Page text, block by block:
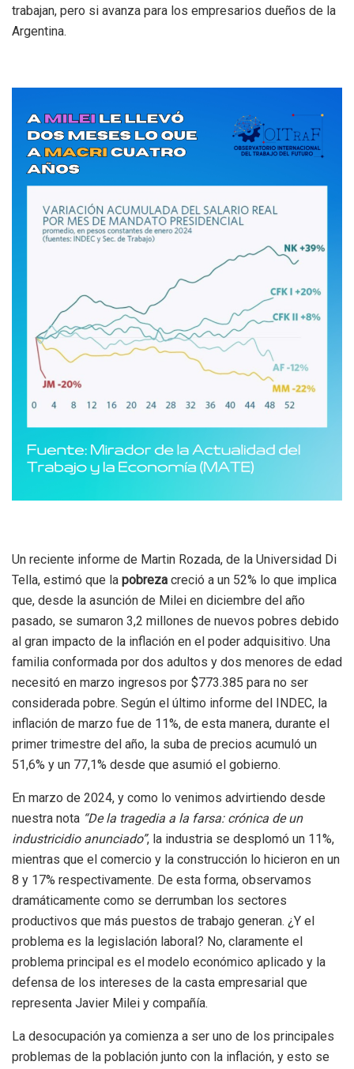
trabajan, pero si avanza para los empresarios dueños de la
Argentina.
Un reciente informe de Martin Rozada, de la Universidad Di
Tella, estimó que la pobreza creció a un 52% lo que implica
que, desde la asunción de Milei en diciembre del año
pasado, se sumaron 3,2 millones de nuevos pobres debido
al gran impacto de la inflación en el poder adquisitivo. Una
familia conformada por dos adultos y dos menores de edad
necesitó en marzo ingresos por $773.385 para no ser
considerada pobre. Según el último informe del INDEC, la
inflación de marzo fue de 11%, de esta manera, durante el
primer trimestre del año, la suba de precios acumuló un
51,6% y un 77,1% desde que asumió el gobierno.
En marzo de 2024, y como lo venimos advirtiendo desde
nuestra nota “De la tragedia a la farsa: crónica de un
industricidio anunciado”, la industria se desplomó un 11%,
mientras que el comercio y la construcción lo hicieron en un
8 y 17% respectivamente. De esta forma, observamos
dramáticamente como se derrumban los sectores
productivos que más puestos de trabajo generan. ¿Y el
problema es la legislación laboral? No, claramente el
problema principal es el modelo económico aplicado y la
defensa de los intereses de la casta empresarial que
representa Javier Milei y compañía.
La desocupación ya comienza a ser uno de los principales
problemas de la población junto con la inflación, y esto se